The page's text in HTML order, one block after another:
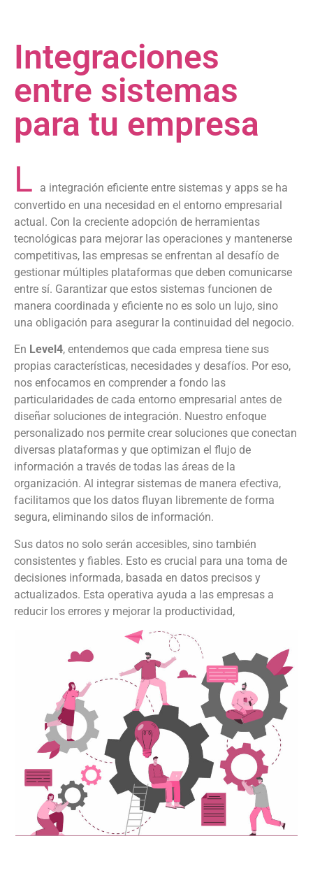
Integraciones
entre sistemas
para tu empresa
L
a integración eficiente entre sistemas y apps se ha
convertido en una necesidad en el entorno empresarial
actual. Con la creciente adopción de herramientas
tecnológicas para mejorar las operaciones y mantenerse
competitivas, las empresas se enfrentan al desafío de
gestionar múltiples plataformas que deben comunicarse
entre sí. Garantizar que estos sistemas funcionen de
manera coordinada y eficiente no es solo un lujo, sino
una obligación para asegurar la continuidad del negocio.
En Level4, entendemos que cada empresa tiene sus
propias características, necesidades y desafíos. Por eso,
nos enfocamos en comprender a fondo las
particularidades de cada entorno empresarial antes de
diseñar soluciones de integración. Nuestro enfoque
personalizado nos permite crear soluciones que conectan
diversas plataformas y que optimizan el flujo de
información a través de todas las áreas de la
organización. Al integrar sistemas de manera efectiva,
facilitamos que los datos fluyan libremente de forma
segura, eliminando silos de información.
Sus datos no solo serán accesibles, sino también
consistentes y fiables. Esto es crucial para una toma de
decisiones informada, basada en datos precisos y
actualizados. Esta operativa ayuda a las empresas a
reducir los errores y mejorar la productividad,